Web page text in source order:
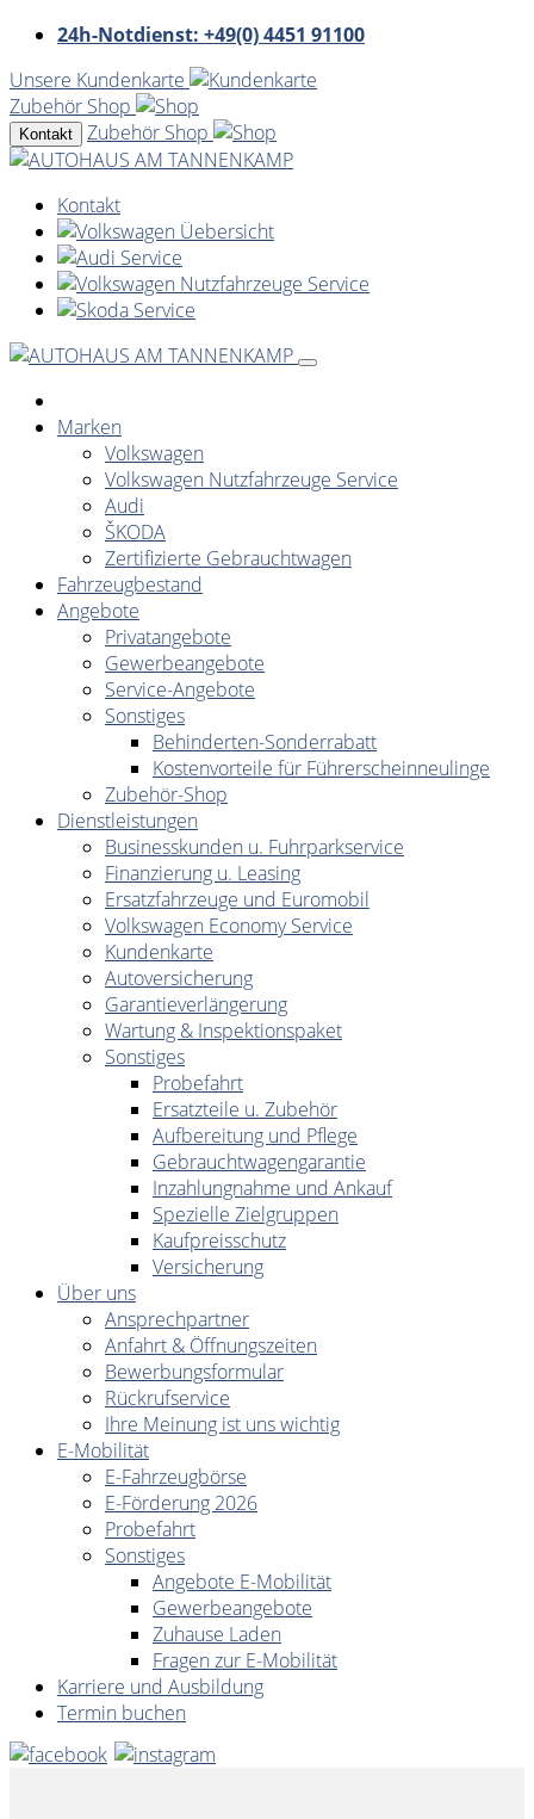
24h-Notdienst: +49(0) 4451 91100
Unsere Kundenkarte
Zubehör Shop
Kontakt Zubehör Shop
Kontakt
Marken
Volkswagen
Volkswagen Nutzfahrzeuge Service
Audi
ŠKODA
Zertifizierte Gebrauchtwagen
Fahrzeugbestand
Angebote
Privatangebote
Gewerbeangebote
Service-Angebote
Sonstiges
Behinderten-Sonderrabatt
Kostenvorteile für Führerscheinneulinge
Zubehör-Shop
Dienstleistungen
Businesskunden u. Fuhrparkservice
Finanzierung u. Leasing
Ersatzfahrzeuge und Euromobil
Volkswagen Economy Service
Kundenkarte
Autoversicherung
Garantieverlängerung
Wartung & Inspektionspaket
Sonstiges
Probefahrt
Ersatzteile u. Zubehör
Aufbereitung und Pflege
Gebrauchtwagengarantie
Inzahlungnahme und Ankauf
Spezielle Zielgruppen
Kaufpreisschutz
Versicherung
Über uns
Ansprechpartner
Anfahrt & Öffnungszeiten
Bewerbungsformular
Rückrufservice
Ihre Meinung ist uns wichtig
E-Mobilität
E-Fahrzeugbörse
E-Förderung 2026
Probefahrt
Sonstiges
Angebote E-Mobilität
Gewerbeangebote
Zuhause Laden
Fragen zur E-Mobilität
Karriere und Ausbildung
Termin buchen